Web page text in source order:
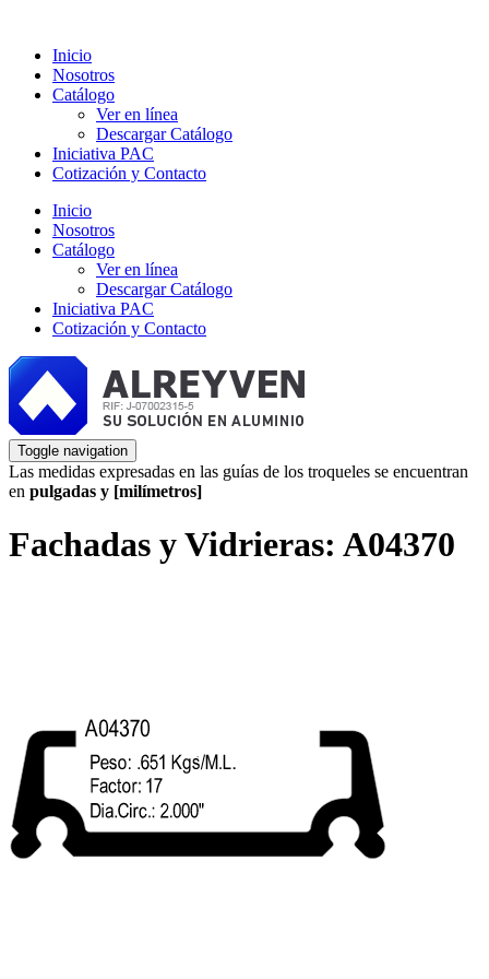
Inicio
Nosotros
Catálogo
Ver en línea
Descargar Catálogo
Iniciativa PAC
Cotización y Contacto
Inicio
Nosotros
Catálogo
Ver en línea
Descargar Catálogo
Iniciativa PAC
Cotización y Contacto
Toggle navigation
Las medidas expresadas en las guías de los troqueles se encuentran
en pulgadas y [milímetros]
Fachadas y Vidrieras: A04370